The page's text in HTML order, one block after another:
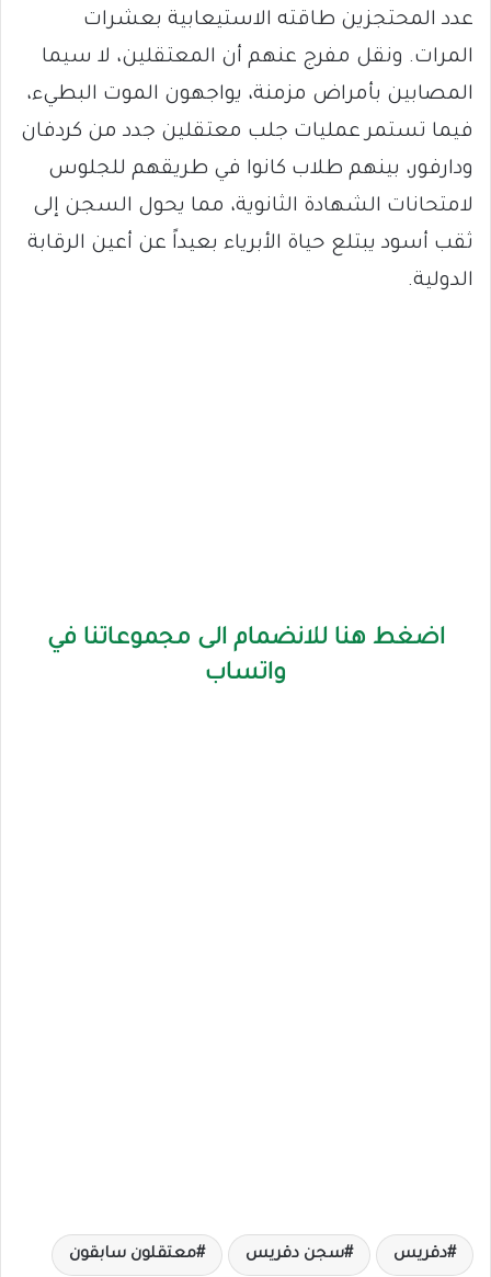
عدد المحتجزين طاقته الاستيعابية بعشرات
المرات. ونقل مفرج عنهم أن المعتقلين، لا سيما
المصابين بأمراض مزمنة، يواجهون الموت البطيء،
فيما تستمر عمليات جلب معتقلين جدد من كردفان
ودارفور، بينهم طلاب كانوا في طريقهم للجلوس
لامتحانات الشهادة الثانوية، مما يحول السجن إلى
ثقب أسود يبتلع حياة الأبرياء بعيداً عن أعين الرقابة
الدولية.
اضغط هنا للانضمام الى مجموعاتنا في
واتساب
دقريس سجن دقريس معتقلون سابقون